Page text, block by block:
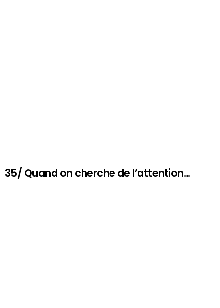
35/ Quand on cherche de l’attention…